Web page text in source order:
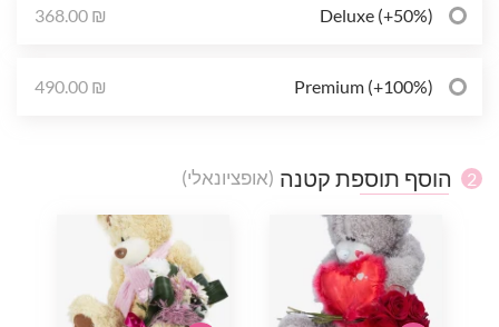
Deluxe (+50%)
368.00 ₪
Premium (+100%)
490.00 ₪
2 הוסף תוספת קטנה (אופציונאלי)